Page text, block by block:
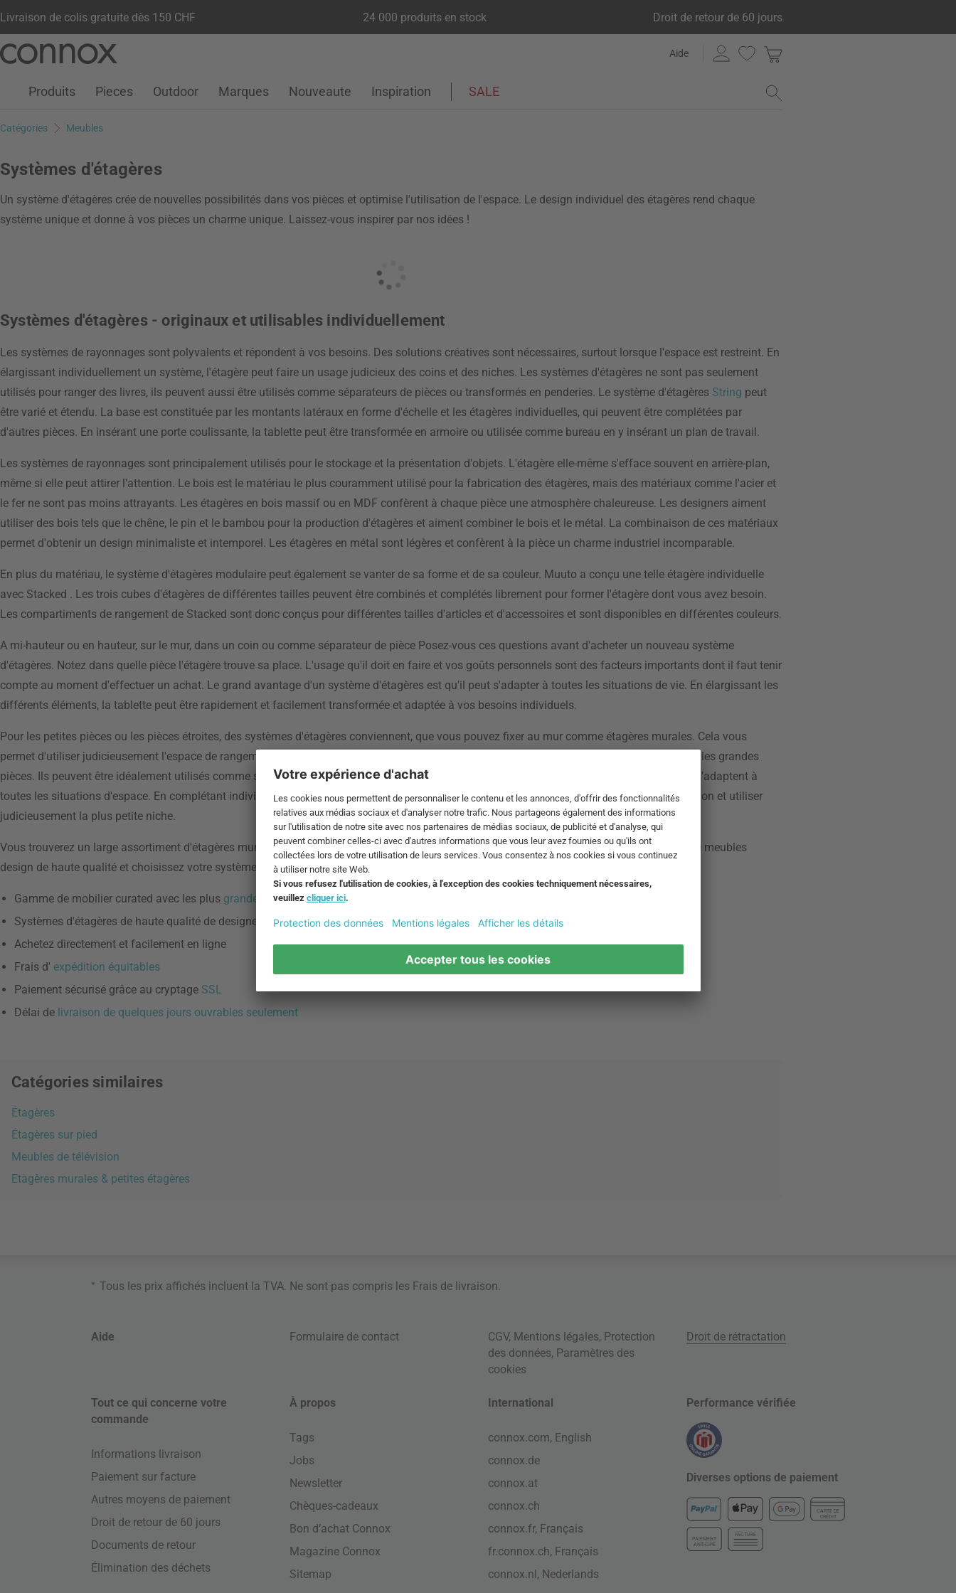
Livraison de colis gratuite dès 150 CHF 24 000 produits en stock Droit de retour de 60 jours
contenu
Aide
Votre compteListe de souhaits
Warenkorb
Produits Pieces Outdoor Marques Nouveaute Inspiration SALE
Catégories Meubles
Systèmes d'étagères
Un système d'étagères crée de nouvelles possibilités dans vos pièces et optimise l'utilisation de l'espace. Le design individuel des étagères rend chaque
système unique et donne à vos pièces un charme unique. Laissez-vous inspirer par nos idées !
Systèmes d'étagères - originaux et utilisables individuellement
Les systèmes de rayonnages sont polyvalents et répondent à vos besoins. Des solutions créatives sont nécessaires, surtout lorsque l'espace est restreint. En
élargissant individuellement un système, l'étagère peut faire un usage judicieux des coins et des niches. Les systèmes d'étagères ne sont pas seulement
utilisés pour ranger des livres, ils peuvent aussi être utilisés comme séparateurs de pièces ou transformés en penderies. Le système d'étagères String peut
être varié et étendu. La base est constituée par les montants latéraux en forme d'échelle et les étagères individuelles, qui peuvent être complétées par
d'autres pièces. En insérant une porte coulissante, la tablette peut être transformée en armoire ou utilisée comme bureau en y insérant un plan de travail.
Les systèmes de rayonnages sont principalement utilisés pour le stockage et la présentation d'objets. L'étagère elle-même s'efface souvent en arrière-plan,
même si elle peut attirer l'attention. Le bois est le matériau le plus couramment utilisé pour la fabrication des étagères, mais des matériaux comme l'acier et
le fer ne sont pas moins attrayants. Les étagères en bois massif ou en MDF confèrent à chaque pièce une atmosphère chaleureuse. Les designers aiment
utiliser des bois tels que le chêne, le pin et le bambou pour la production d'étagères et aiment combiner le bois et le métal. La combinaison de ces matériaux
permet d'obtenir un design minimaliste et intemporel. Les étagères en métal sont légères et confèrent à la pièce un charme industriel incomparable.
En plus du matériau, le système d'étagères modulaire peut également se vanter de sa forme et de sa couleur. Muuto a conçu une telle étagère individuelle
avec Stacked . Les trois cubes d'étagères de différentes tailles peuvent être combinés et complétés librement pour former l'étagère dont vous avez besoin.
Les compartiments de rangement de Stacked sont donc conçus pour différentes tailles d'articles et d'accessoires et sont disponibles en différentes couleurs.
A mi-hauteur ou en hauteur, sur le mur, dans un coin ou comme séparateur de pièce Posez-vous ces questions avant d'acheter un nouveau système
d'étagères. Notez dans quelle pièce l'étagère trouve sa place. L'usage qu'il doit en faire et vos goûts personnels sont des facteurs importants dont il faut tenir
compte au moment d'effectuer un achat. Le grand avantage d'un système d'étagères est qu'il peut s'adapter à toutes les situations de vie. En élargissant les
différents éléments, la tablette peut être rapidement et facilement transformée et adaptée à vos besoins individuels.
Pour les petites pièces ou les pièces étroites, des systèmes d'étagères conviennent, que vous pouvez fixer au mur comme étagères murales. Cela vous
permet d'utiliser judicieusement l'espace de rangement sous l'étagère. Les rayonnages à grande surface sont particulièrement indiqués pour les grandes
pièces. Ils peuvent être idéalement utilisés comme séparateurs de pièces. Le grand avantage des systèmes d'étagères modulaires est qu'ils s'adaptent à
toutes les situations d'espace. En complétant individuellement les étagères, ils peuvent trouver une place convenable dans n'importe quel salon et utiliser
judicieusement la plus petite niche.
Vous trouverez un large assortiment d'étagères murales dans le magasin Connox home design. Laissez-vous inspirer par la vaste gamme de meubles
design de haute qualité et choisissez votre système d'étagères préféré !
Gamme de mobilier curated avec les plus grandes marques de design
Systèmes d'étagères de haute qualité de designers renommés
Achetez directement et facilement en ligne
Frais d' expédition équitables
Paiement sécurisé grâce au cryptage SSL
Délai de livraison de quelques jours ouvrables seulement
Catégories similaires
Étagères
Étagères sur pied
Meubles de télévision
Etagères murales & petites étagères
* Tous les prix affichés incluent la TVA. Ne sont pas compris les Frais de livraison.
Aide Formulaire de contact CGV, Mentions légales, Protection
des données, Paramètres des
cookies
Droit de rétractation
Tout ce qui concerne votre
commande
Informations livraison
Paiement sur facture
Autres moyens de paiement
Droit de retour de 60 jours
Documents de retour
Élimination des déchets
À propos
Tags
Jobs
Newsletter
Chèques-cadeaux
Bon d’achat Connox
Magazine Connox
Sitemap
International
connox.com, English
connox.de
connox.at
connox.ch
connox.fr, Français
fr.connox.ch, Français
connox.nl, Nederlands
Performance vérifiée
Diverses options de paiement
CARTE DE
CRÉDIT
PAIEMENT
ANTICIPÉ
FACTURE